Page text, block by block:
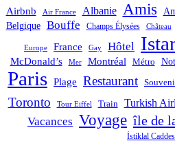
Airbnb Air France Albanie Amis
Belgique Bouffe Champs Élysées Château
Europe France Gay Hôtel
McDonald’s Mer Montréal Métro
Paris Plage Restaurant
Toronto Tour Eiffel Train Turkish
Vacances Voyage île de
İstiklal